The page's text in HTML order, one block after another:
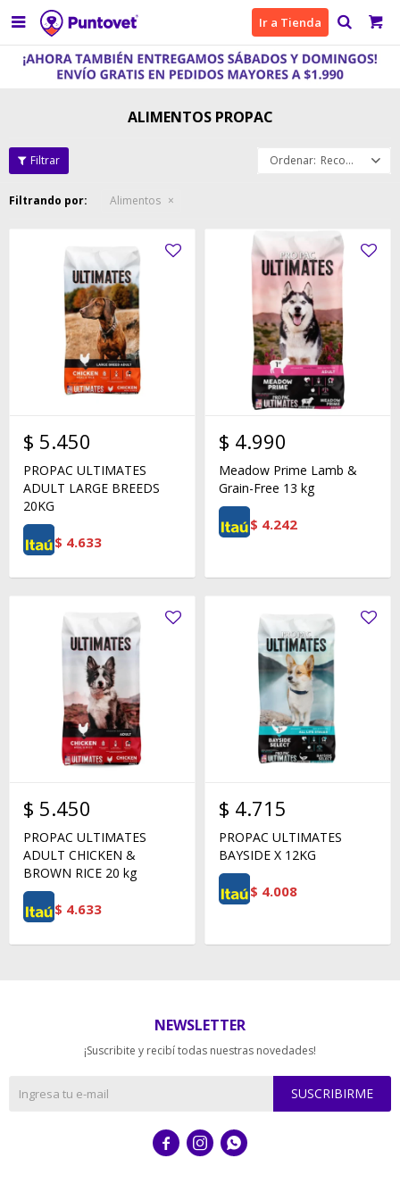
 Ir a Tienda
ALIMENTOS PROPAC
Recomendados
Filtrando por: Alimentos
$ 5.450
PROPAC ULTIMATES
ADULT LARGE BREEDS
20KG
$ 4.633
$ 4.990
Meadow Prime Lamb &
Grain-Free 13 kg
$ 4.242
$ 5.450
PROPAC ULTIMATES
ADULT CHICKEN &
BROWN RICE 20 kg
$ 4.633
$ 4.715
PROPAC ULTIMATES
BAYSIDE X 12KG
$ 4.008
NEWSLETTER
¡Suscribite y recibí todas nuestras novedades!
SUSCRIBIRME
  